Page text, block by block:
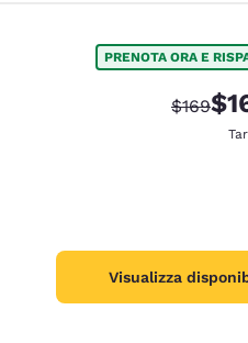
PRENOTA ORA E
Tariffa
$169
Visualizza